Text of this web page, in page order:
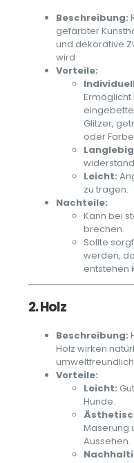
Beschreibung:
gefärbter
und dekorative
wird.
Vorteile:
Ermöglicht
Glitzer,
oder
Leicht:
zu tragen.
Nachteile:
Kann bei
brechen.
Sollte
werden,
entstehen
2. Holz
Beschreibung:
Holz wirken
Vorteile:
Leicht:
Hunde.
Maserung
Aussehen.